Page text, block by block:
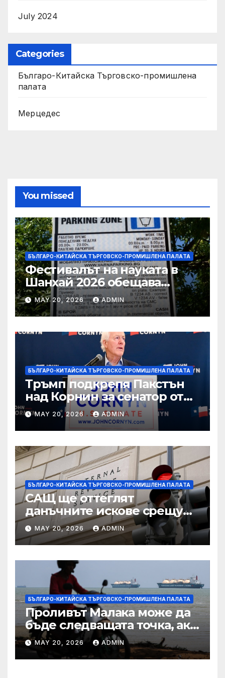
July 2024
Categories
Българо-Китайска Търговско-промишлена
палaта
Мерцедес
You missed
БЪЛГАРО-КИТАЙСКА ТЪРГОВСКО-ПРОМИШЛЕНА ПАЛAТА
Фестивалът на науката в
Шанхай 2026 обещава
вълнуващи научно-
технологични иновации
MAY 20, 2026 ADMIN
БЪЛГАРО-КИТАЙСКА ТЪРГОВСКО-ПРОМИШЛЕНА ПАЛAТА
Тръмп подкрепя Пакстън
над Корнин за сенатор от
Тексас в шокираща
подкрепа
MAY 20, 2026 ADMIN
БЪЛГАРО-КИТАЙСКА ТЪРГОВСКО-ПРОМИШЛЕНА ПАЛAТА
САЩ ще оттеглят
данъчните искове срещу
Тръмп „завинаги“ в
сделката за съдебно дело с
IRS
MAY 20, 2026 ADMIN
БЪЛГАРО-КИТАЙСКА ТЪРГОВСКО-ПРОМИШЛЕНА ПАЛAТА
Проливът Малака може да
бъде следващата точка, ако
Азия не внимава
MAY 20, 2026 ADMIN